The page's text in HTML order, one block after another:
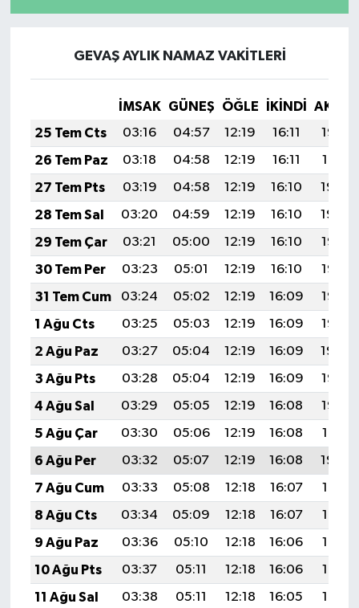
GEVAŞ AYLIK NAMAZ VAKITLERI
İMSAK GÜNEŞ ÖĞLE İKINDI
25 Tem Cts
03:16 04:57 12:19 16:11
19:32
26 Tem Paz
03:18 04:58 12:19 16:11
19:31
27 Tem Pts
03:19 04:58 12:19 16:10
19:30
28 Tem Sal
03:20 04:59 12:19 16:10
19:29
29 Tem Çar
03:21 05:00 12:19 16:10
19:28
30 Tem Per
03:23 05:01 12:19 16:10
19:27
31 Tem Cum
03:24 05:02 12:19 16:09
19:26
1 Ağu Cts
03:25 05:03 12:19 16:09
19:25
2 Ağu Paz
03:27 05:04 12:19 16:09
19:24
3 Ağu Pts
03:28 05:04 12:19 16:09
19:23
4 Ağu Sal
03:29 05:05 12:19 16:08
19:22
5 Ağu Çar
03:30 05:06 12:19 16:08
19:21
6 Ağu Per
03:32 05:07 12:19 16:08
19:20
7 Ağu Cum
03:33 05:08 12:18 16:07
19:19
8 Ağu Cts
03:34 05:09 12:18 16:07
19:18
9 Ağu Paz
03:36 05:10 12:18 16:06
19:17
10 Ağu Pts
03:37 05:11 12:18 16:06
19:16
11 Ağu Sal
03:38 05:11 12:18 16:05
19:14